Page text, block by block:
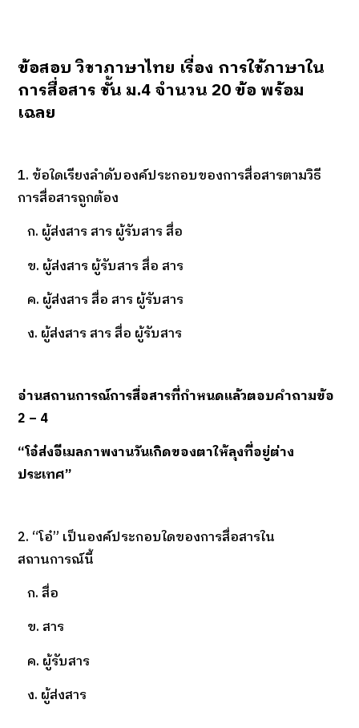
ข้อสอบ วิชาภาษาไทย เรื่อง การใช้ภาษาใน
การสื่อสาร ชั้น ม.4 จำนวน 20 ข้อ พร้อม
เฉลย
1. ข้อใดเรียงลำดับองค์ประกอบของการสื่อสารตามวิธี
การสื่อสารถูกต้อง
ก. ผู้ส่งสาร สาร ผู้รับสาร สื่อ
ข. ผู้ส่งสาร ผู้รับสาร สื่อ สาร
ค. ผู้ส่งสาร สื่อ สาร ผู้รับสาร
ง. ผู้ส่งสาร สาร สื่อ ผู้รับสาร
อ่านสถานการณ์การสื่อสารที่กำหนดแล้วตอบคำถามข้อ
2 – 4
“โอ๋ส่งอีเมลภาพงานวันเกิดของตาให้ลุงที่อยู่ต่าง
ประเทศ”
2. “โอ๋” เป็นองค์ประกอบใดของการสื่อสารใน
สถานการณ์นี้
ก. สื่อ
ข. สาร
ค. ผู้รับสาร
ง. ผู้ส่งสาร